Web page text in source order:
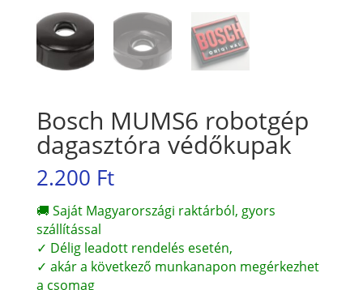
Bosch MUMS6 robotgép
dagasztóra védőkupak
2.200 Ft
🚚 Saját Magyarországi raktárból, gyors
szállítással
✓ Délig leadott rendelés esetén,
✓ akár a következő munkanapon megérkezhet
a csomag